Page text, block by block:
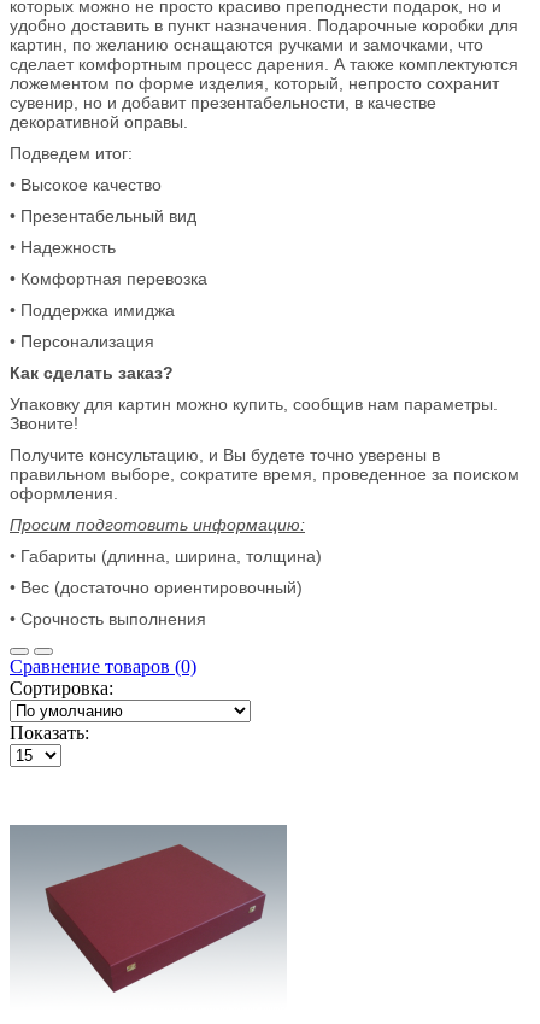
которых можно не просто красиво преподнести подарок, но и
удобно доставить в пункт назначения. Подарочные коробки для
картин, по желанию оснащаются ручками и замочками, что
сделает комфортным процесс дарения. А также комплектуются
ложементом по форме изделия, который, непросто сохранит
сувенир, но и добавит презентабельности, в качестве
декоративной оправы.
Подведем итог:
• Высокое качество
• Презентабельный вид
• Надежность
• Комфортная перевозка
• Поддержка имиджа
• Персонализация
Как сделать заказ?
Упаковку для картин можно купить, сообщив нам параметры.
Звоните!
Получите консультацию, и Вы будете точно уверены в
правильном выборе, сократите время, проведенное за поиском
оформления.
Просим подготовить информацию:
• Габариты (длинна, ширина, толщина)
• Вес (достаточно ориентировочный)
• Срочность выполнения
Сравнение товаров (0)
Сортировка:
Показать: